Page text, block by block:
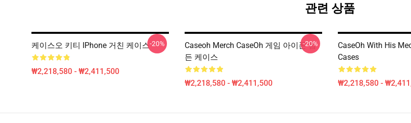
관련 상품
케이스오 키티 IPhone 거친 케이스
₩2,218,580 - ₩2,411,500
-20%
Caseoh Merch CaseOh 게임 아이폰 힘
든 케이스
₩2,218,580 - ₩2,411,500
-20%
CaseOh With His
Cases
₩2,218,580 -